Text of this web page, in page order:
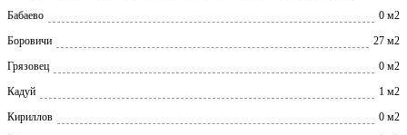
Бабаево
0 м2
Боровичи
27 м2
Грязовец
0 м2
Кадуй
1 м2
Кириллов
0 м2